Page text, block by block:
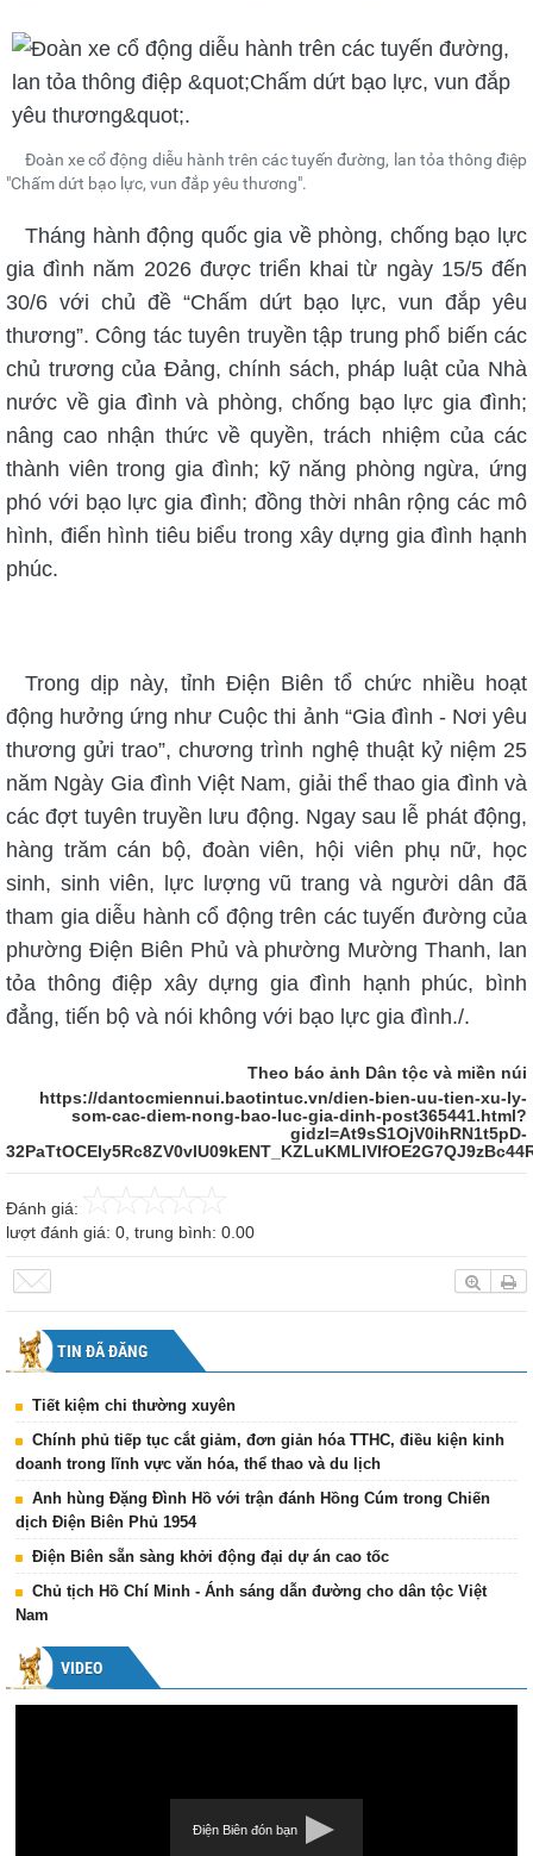
Đoàn xe cổ động diễu hành trên các tuyến đường, lan tỏa thông điệp
"Chấm dứt bạo lực, vun đắp yêu thương".
Tháng hành động quốc gia về phòng, chống bạo lực
gia đình năm 2026 được triển khai từ ngày 15/5 đến
30/6 với chủ đề “Chấm dứt bạo lực, vun đắp yêu
thương”. Công tác tuyên truyền tập trung phổ biến các
chủ trương của Đảng, chính sách, pháp luật của Nhà
nước về gia đình và phòng, chống bạo lực gia đình;
nâng cao nhận thức về quyền, trách nhiệm của các
thành viên trong gia đình; kỹ năng phòng ngừa, ứng
phó với bạo lực gia đình; đồng thời nhân rộng các mô
hình, điển hình tiêu biểu trong xây dựng gia đình hạnh
phúc.
Trong dịp này, tỉnh Điện Biên tổ chức nhiều hoạt
động hưởng ứng như Cuộc thi ảnh “Gia đình - Nơi yêu
thương gửi trao”, chương trình nghệ thuật kỷ niệm 25
năm Ngày Gia đình Việt Nam, giải thể thao gia đình và
các đợt tuyên truyền lưu động. Ngay sau lễ phát động,
hàng trăm cán bộ, đoàn viên, hội viên phụ nữ, học
sinh, sinh viên, lực lượng vũ trang và người dân đã
tham gia diễu hành cổ động trên các tuyến đường của
phường Điện Biên Phủ và phường Mường Thanh, lan
tỏa thông điệp xây dựng gia đình hạnh phúc, bình
đẳng, tiến bộ và nói không với bạo lực gia đình./.
Theo báo ảnh Dân tộc và miền núi
https://dantocmiennui.baotintuc.vn/dien-bien-uu-tien-xu-ly-
som-cac-diem-nong-bao-luc-gia-dinh-post365441.html?
gidzl=At9sS1OjV0ihRN1t5pD-
Đánh giá:
lượt đánh giá: 0, trung bình: 0.00
TIN ĐÃ ĐĂNG
Tiết kiệm chi thường xuyên
Chính phủ tiếp tục cắt giảm, đơn giản hóa TTHC, điều kiện kinh
doanh trong lĩnh vực văn hóa, thể thao và du lịch
Anh hùng Đặng Đình Hồ với trận đánh Hồng Cúm trong Chiến
dịch Điện Biên Phủ 1954
Điện Biên sẵn sàng khởi động đại dự án cao tốc
Chủ tịch Hồ Chí Minh - Ánh sáng dẫn đường cho dân tộc Việt
Nam
VIDEO
Điện Biên đón bạn